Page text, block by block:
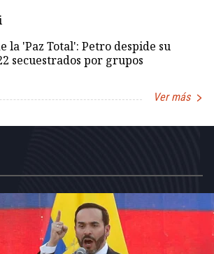
la 'Paz Total': Petro despide su
secuestrados por grupos
Ver más